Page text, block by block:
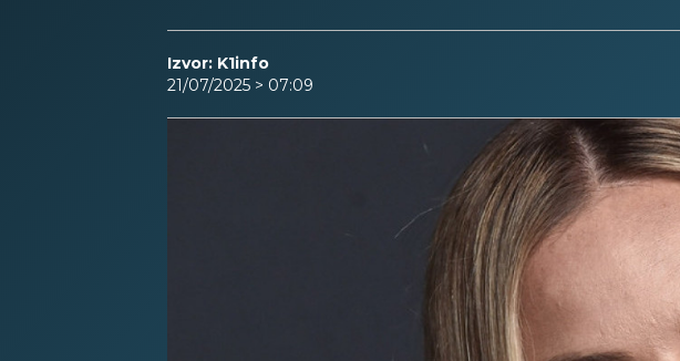
Izvor: K1info
21/07/2025 > 07:09